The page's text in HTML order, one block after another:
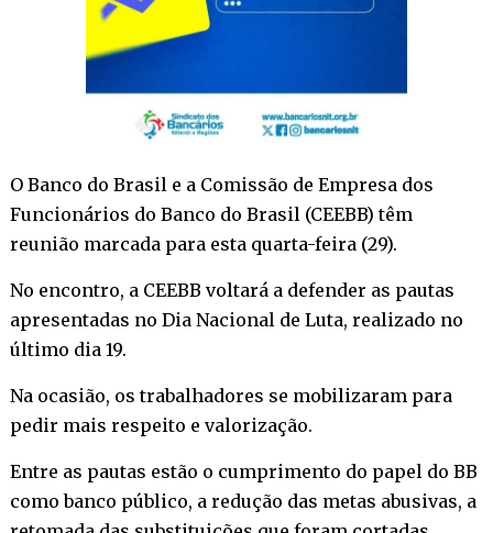
O Banco do Brasil e a Comissão de Empresa dos
Funcionários do Banco do Brasil (CEEBB) têm
reunião marcada para esta quarta-feira (29).
No encontro, a CEEBB voltará a defender as pautas
apresentadas no Dia Nacional de Luta, realizado no
último dia 19.
Na ocasião, os trabalhadores se mobilizaram para
pedir mais respeito e valorização.
Entre as pautas estão o cumprimento do papel do BB
como banco público, a redução das metas abusivas, a